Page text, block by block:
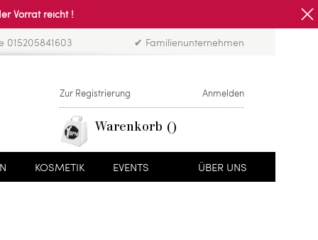
Vorrat reicht !
015205841603 ✔ Familienunternehmen
Zur Registrierung Anmelden
Warenkorb
KOSMETIK EVENTS ÜBER UNS